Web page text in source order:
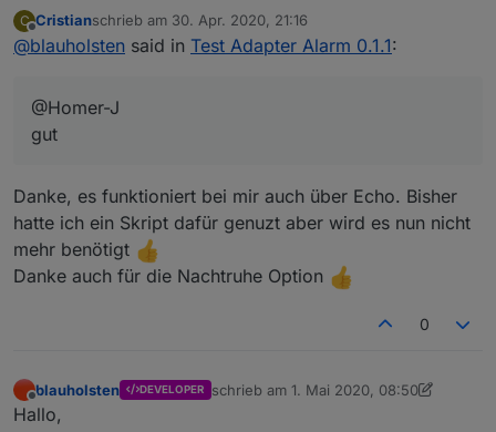
C
Offline
Cristianschrieb am 30. Apr. 2020, 21:16
zuletzt editiert von
@blauholsten said in Test Adapter Alarm 0.1.1:
@Homer-J
gut
Danke, es funktioniert bei mir auch über Echo. Bisher
hatte ich ein Skript dafür genuzt aber wird es nun nicht
mehr benötigt
Danke auch für die Nachtruhe Option
0
Offline
blauholsten DEVELOPER schrieb am 1. Mai 2020, 08:50
zuletzt editiert von blauholsten5. Jan.
Hallo,